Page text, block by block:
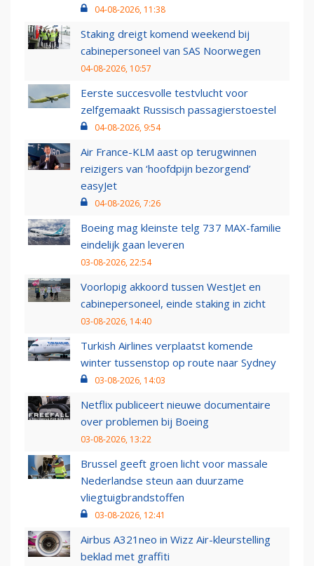
04-08-2026, 11:38
Staking dreigt komend weekend bij
cabinepersoneel van SAS Noorwegen
04-08-2026, 10:57
Eerste succesvolle testvlucht voor
zelfgemaakt Russisch passagierstoestel
04-08-2026, 9:54
Air France-KLM aast op terugwinnen
reizigers van ‘hoofdpijn bezorgend’
easyJet
04-08-2026, 7:26
Boeing mag kleinste telg 737 MAX-familie
eindelijk gaan leveren
03-08-2026, 22:54
Voorlopig akkoord tussen WestJet en
cabinepersoneel, einde staking in zicht
03-08-2026, 14:40
Turkish Airlines verplaatst komende
winter tussenstop op route naar Sydney
03-08-2026, 14:03
Netflix publiceert nieuwe documentaire
over problemen bij Boeing
03-08-2026, 13:22
Brussel geeft groen licht voor massale
Nederlandse steun aan duurzame
vliegtuigbrandstoffen
03-08-2026, 12:41
Airbus A321neo in Wizz Air-kleurstelling
beklad met graffiti